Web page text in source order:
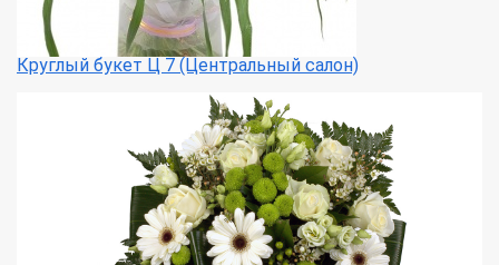
Круглый букет Ц 7 (Центральный салон)